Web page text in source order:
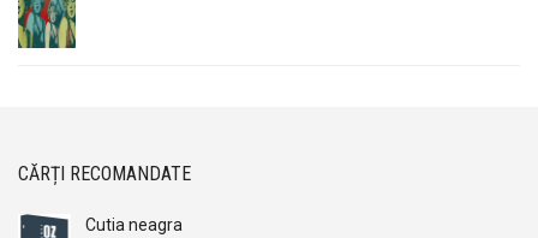
CĂRȚI RECOMANDATE
Cutia neagra